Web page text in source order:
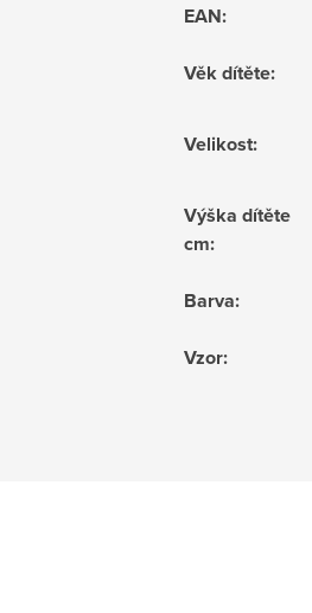
EAN:
Věk dítěte:
Velikost:
Výška dítěte
cm:
Barva:
Vzor: